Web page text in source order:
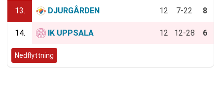
13. DJURGÅRDEN 12 7-22 8
14. IK UPPSALA 12 12-28 6
Nedflyttning